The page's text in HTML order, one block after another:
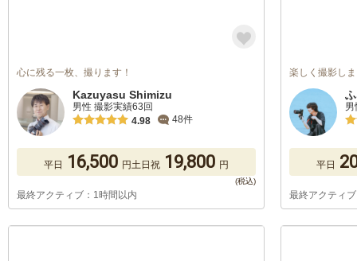
心に残る一枚、撮ります！
Kazuyasu Shimizu
男性 撮影実績63回
4.98
48件
平日 16,500 円土日祝 19,800 円
最終アクティブ：1時間以内
楽しく撮影し
平日
最終アクティ